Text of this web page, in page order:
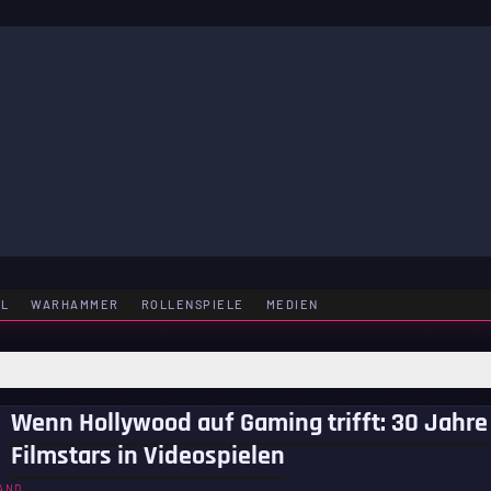
WARHAMMER ROLLENSPIELE MEDIEN
Wenn Hollywood auf Gaming trifft: 30 Jahre
Filmstars in Videospielen